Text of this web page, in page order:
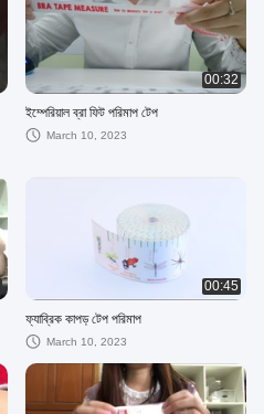
00:32
ইম্পেরিয়াল ব্রা ফিট পরিমাপ টেপ
March 10, 2023
00:45
ফ্যাব্রিক কাপড় টেপ পরিমাপ
March 10, 2023